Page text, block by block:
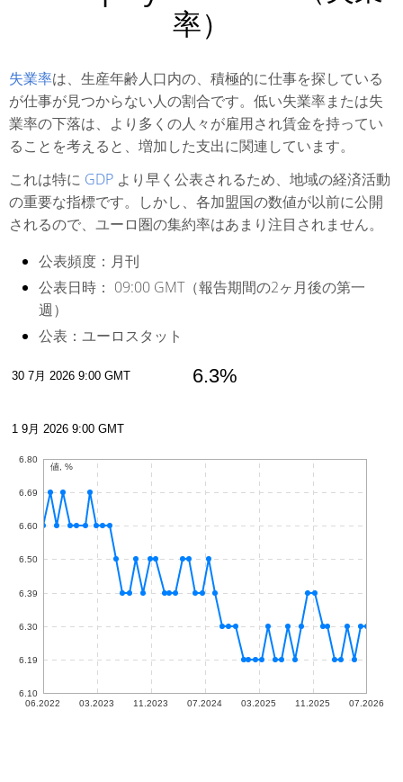
率）
失業率は、生産年齢人口内の、積極的に仕事を探している
が仕事が見つからない人の割合です。低い失業率または失
業率の下落は、より多くの人々が雇用され賃金を持ってい
ることを考えると、増加した支出に関連しています。
これは特に GDP より早く公表されるため、地域の経済活動
の重要な指標です。しかし、各加盟国の数値が以前に公開
されるので、ユーロ圏の集約率はあまり注目されません。
公表頻度： 月刊
公表日時： 09:00 GMT（報告期間の2ヶ月後の第一
週）
公表： ユーロスタット